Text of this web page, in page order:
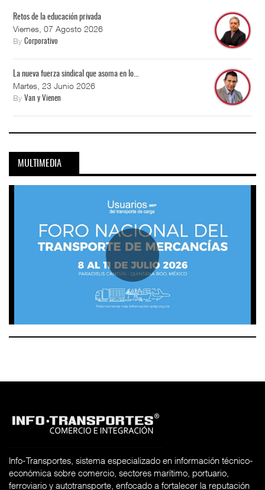
Retos de la educación privada
Viernes, 07 Agosto 2026
By Corporativo
La nueva fuerza sindical que asoma en lo...
Martes, 23 Junio 2026
By Van y Vienen
MULTIMEDIA
Info-Transportes, sistema especializado en información técnico-
económica sobre comercio, sectores marítimo, portuario,
ferroviario y autotransporte, enfocado a fortalecer la reputación